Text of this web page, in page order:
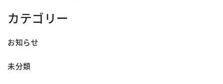
カテゴリー
お知らせ
未分類